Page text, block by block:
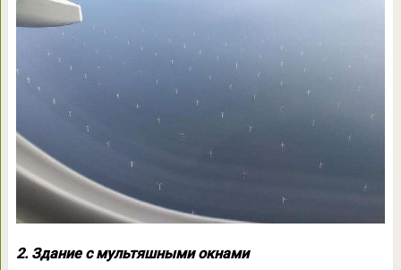
2. Здание с мультяшными окнами